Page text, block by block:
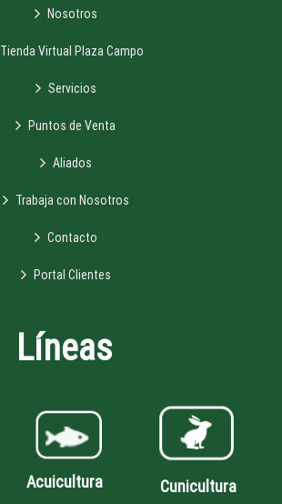
Nosotros
Tienda Virtual Plaza Campo
Servicios
Puntos de Venta
Aliados
Trabaja con Nosotros
Contacto
Portal Clientes
Líneas
Acuicultura Cunicultura